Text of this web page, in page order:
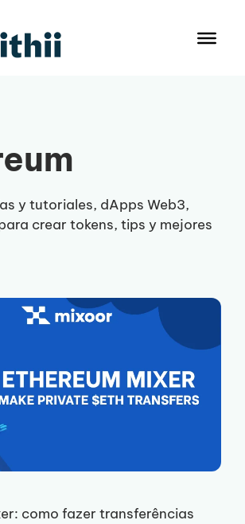
y tutoriales, dApps Web3,
crear tokens, tips y mejores
como fazer transferências